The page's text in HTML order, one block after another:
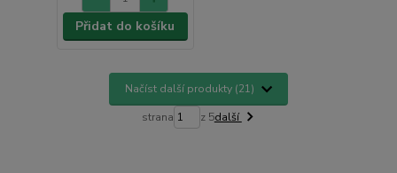
Přidat do košíku
Načíst další produkty (21)
strana z 5další